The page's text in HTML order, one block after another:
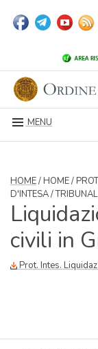
MENU
HOME/ HOME /
D'INTESA /
civili in
Prot. Intes.